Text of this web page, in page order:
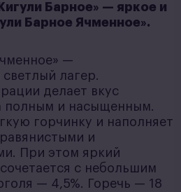
Барное» — яркое и
Барное Ячменное».
—
лагер.
делает вкус
полным и насыщенным.
горчинку и наполняет
и
При этом яркий
с небольшим
— 4,5%. Горечь — 18